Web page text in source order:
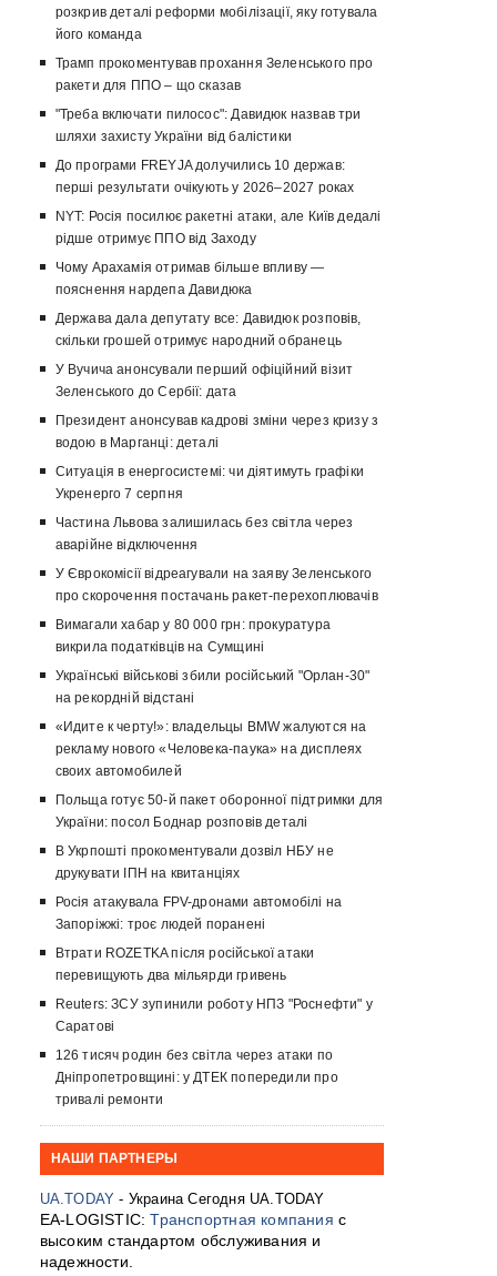
розкрив деталі реформи мобілізації, яку готувала
його команда
Трамп прокоментував прохання Зеленського про
ракети для ППО – що сказав
"Треба включати пилосос": Давидюк назвав три
шляхи захисту України від балістики
До програми FREYJA долучились 10 держав:
перші результати очікують у 2026–2027 роках
NYT: Росія посилює ракетні атаки, але Київ дедалі
рідше отримує ППО від Заходу
Чому Арахамія отримав більше впливу —
пояснення нардепа Давидюка
Держава дала депутату все: Давидюк розповів,
скільки грошей отримує народний обранець
У Вучича анонсували перший офіційний візит
Зеленського до Сербії: дата
Президент анонсував кадрові зміни через кризу з
водою в Марганці: деталі
Ситуація в енергосистемі: чи діятимуть графіки
Укренерго 7 серпня
Частина Львова залишилась без світла через
аварійне відключення
У Єврокомісії відреагували на заяву Зеленського
про скорочення постачань ракет-перехоплювачів
Вимагали хабар у 80 000 грн: прокуратура
викрила податківців на Сумщині
Українські військові збили російський "Орлан-30"
на рекордній відстані
«Идите к черту!»: владельцы BMW жалуются на
рекламу нового «Человека-паука» на дисплеях
своих автомобилей
Польща готує 50-й пакет оборонної підтримки для
України: посол Боднар розповів деталі
В Укрпошті прокоментували дозвіл НБУ не
друкувати ІПН на квитанціях
Росія атакувала FPV-дронами автомобілі на
Запоріжжі: троє людей поранені
Втрати ROZETKA після російської атаки
перевищують два мільярди гривень
Reuters: ЗСУ зупинили роботу НПЗ "Роснефти" у
Саратові
126 тисяч родин без світла через атаки по
Дніпропетровщині: у ДТЕК попередили про
тривалі ремонти
НАШИ ПАРТНЕРЫ
UA.TODAY - Украина Сегодня UA.TODAY
EA-LOGISTIC:Транспортная компания с
высоким стандартом обслуживания и
надежности.